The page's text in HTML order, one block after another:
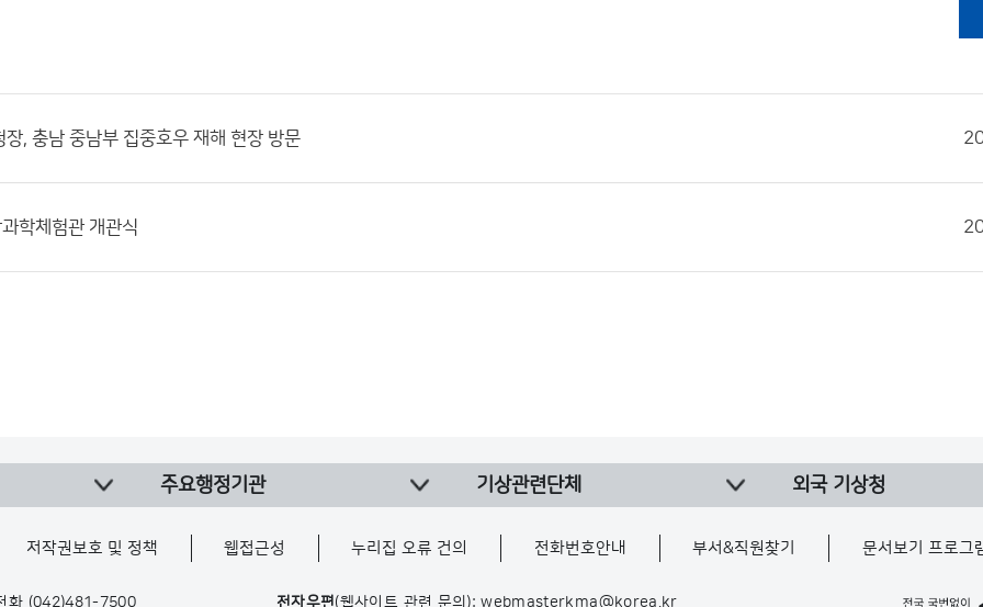
장, 충남 중남부 집중호우 재해 현장 방문
학체험관 개관식
주요행정기관 기상관련단체 외국 기상청
저작권보호 및 정책 웹접근성 누리집 오류 건의 전화번호안내 부서&직원찾기 문서보기 프로그
화 (042)481-7500 전자우편(웹사이트 관련 문의): webmasterkma@korea.kr